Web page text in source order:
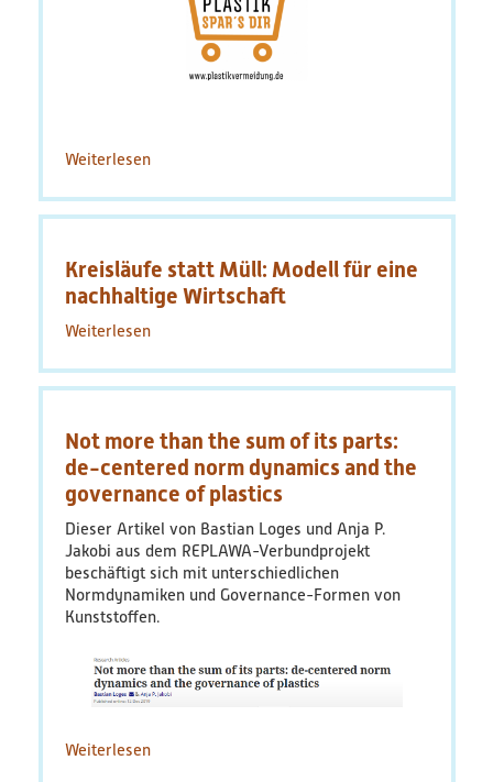
Weiterlesenüber
Index
Verpackungen
vergleichbar
Kreisläufe statt Müll: Modell für eine
nachhaltige Wirtschaft
Weiterlesenüber
statt
für
eine
nachhaltige
Wirtschaft
Not more than the sum of its parts:
de-centered norm dynamics and the
governance of plastics
Dieser Artikel von Bastian Loges und Anja P.
Jakobi aus dem REPLAWA-Verbundprojekt
beschäftigt sich mit unterschiedlichen
Normdynamiken und Governance-Formen von
Kunststoffen.
Weiterlesenüber